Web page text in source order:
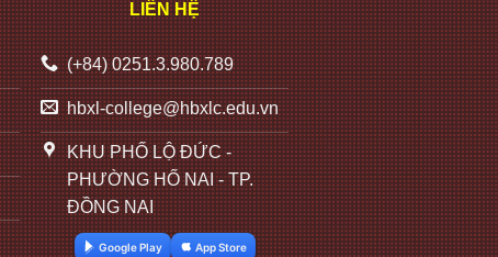
LIÊN HỆ
(+84) 0251.3.980.789
hbxl-college@hbxlc.edu.vn
KHU PHỐ LỘ ĐỨC -
PHƯỜNG HỐ NAI - TP.
ĐỒNG NAI
Google Play App Store